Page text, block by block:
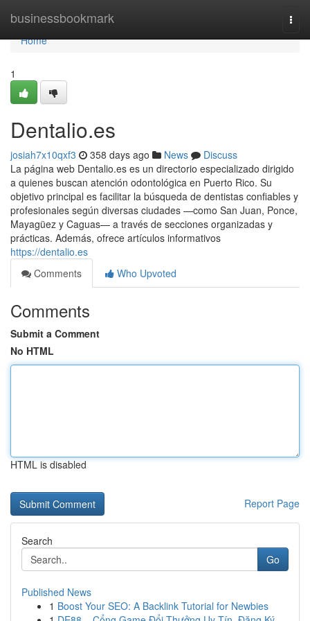
businessbookmark
Home
Home
1
Dentalio.es
josiah7x10qxf3 358 days ago News
Discuss
La página web Dentalio.es es un directorio especializado dirigido
a quienes buscan atención odontológica en Puerto Rico. Su
objetivo principal es facilitar la búsqueda de dentistas confiables y
profesionales según diversas ciudades —como San Juan, Ponce,
Mayagüez y Caguas— a través de secciones organizadas y
prácticas. Además, ofrece artículos informativos
https://dentalio.es
Comments
Who Upvoted
Comments
Submit a Comment
No HTML
HTML is disabled
Report Page
Search
Go
Published News
1 Boost Your SEO: A Backlink Tutorial for Newbies